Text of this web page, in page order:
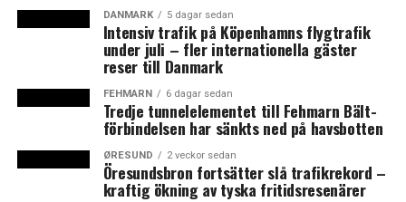
Dessutom kommer de alltså oanmälda.
Förändringen gjordes efter att en sammanställning år
2016 visat att risken för att råka ut för en olycka var
dubbelt så stor för anställda i bygg- och
anläggningsbranschen jämfört med övriga de som
arbetade inom övriga sektorer. (News Øresund)
DANMARK 5 dagar sedan
Intensiv trafik på Köpenhamns flygtrafik
under juli – fler internationella gäster
reser till Danmark
FEHMARN 6 dagar sedan
Tredje tunnelelementet till Fehmarn Bält-
förbindelsen har sänkts ned på havsbotten
ØRESUND 2 veckor sedan
Öresundsbron fortsätter slå trafikrekord –
kraftig ökning av tyska fritidsresenärer